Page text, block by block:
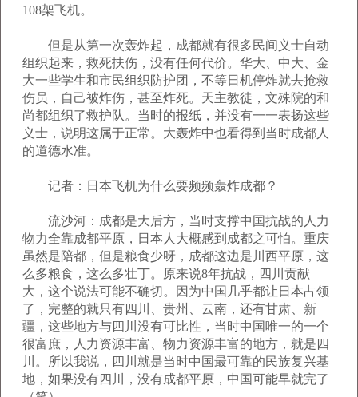
108架飞机。
但是从第一次轰炸起，成都就有很多民间义士自动
组织起来，救死扶伤，没有任何代价。华大、中大、金
大一些学生和市民组织防护团，不等日机停炸就去抢救
伤员，自己被炸伤，甚至炸死。天主教徒，文殊院的和
尚都组织了救护队。当时的报纸，并没有一一表扬这些
义士，说明这属于正常。大轰炸中也看得到当时成都人
的道德水准。
记者：日本飞机为什么要频频轰炸成都？
流沙河：成都是大后方，当时支撑中国抗战的人力
物力全靠成都平原，日本人大概感到成都之可怕。重庆
虽然是陪都，但是粮食少呀，成都这边是川西平原，这
么多粮食，这么多壮丁。原来说8年抗战，四川贡献
大，这个说法可能不确切。因为中国几乎都让日本占领
了，完整的就只有四川、贵州、云南，还有甘肃、新
疆，这些地方与四川没有可比性，当时中国唯一的一个
很富庶，人力资源丰富、物力资源丰富的地方，就是四
川。所以我说，四川就是当时中国最可靠的民族复兴基
地，如果没有四川，没有成都平原，中国可能早就完了